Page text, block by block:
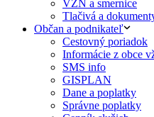
VZN a smernice
Tlačivá a
Občan a podnikateľ
Cestovný poriadok
Informácie z obce
SMS info
GISPLAN
Dane a poplatky
Správne poplatky